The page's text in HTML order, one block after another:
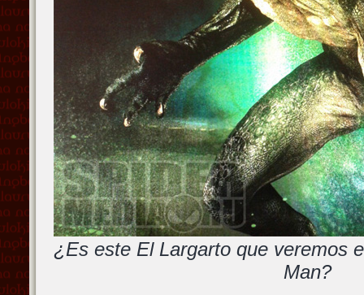
¿Es este El Largarto que veremos
Man?